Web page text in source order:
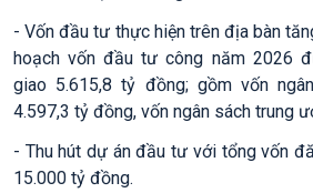
- Vốn đầu tư thực hiện trên địa bàn
hoạch vốn đầu tư công năm 2026
giao 5.615,8 tỷ đồng; gồm vốn
4.597,3 tỷ đồng, vốn ngân sách trung
- Thu hút dự án đầu tư với tổng vốn
15.000 tỷ đồng.